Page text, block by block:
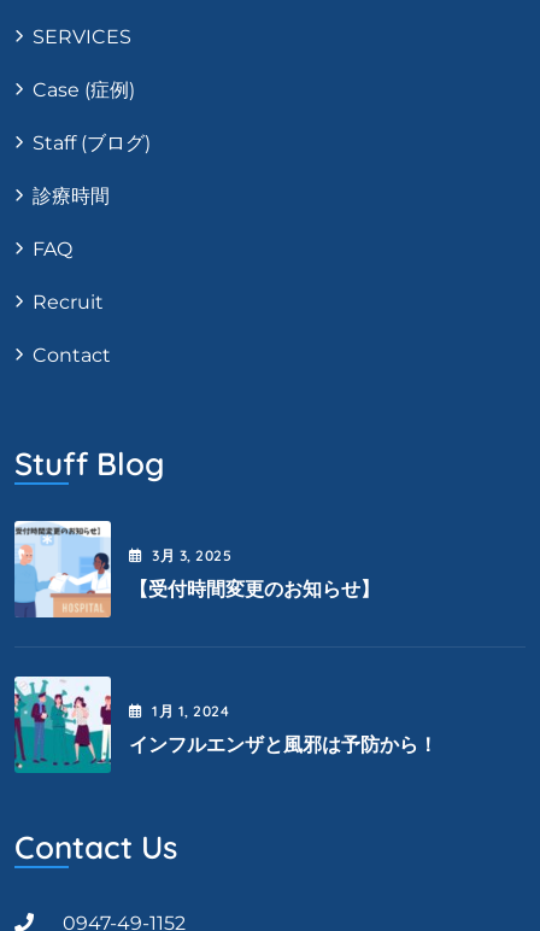
SERVICES
Case (症例)
Staff (ブログ)
診療時間
FAQ
Recruit
Contact
Stuff Blog
3月 3 , 2025
【受付時間変更のお知らせ】
1月 1 , 2024
インフルエンザと風邪は予防から！
Contact Us
0947-49-1152